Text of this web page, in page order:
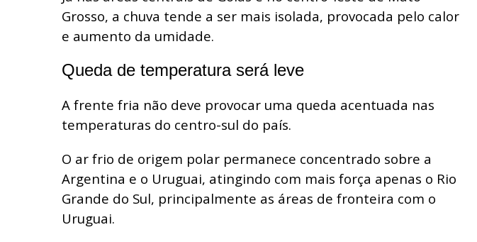
Grosso, a chuva tende a ser mais isolada, provocada pelo calor
e aumento da umidade.
Queda de temperatura será leve
A frente fria não deve provocar uma queda acentuada nas
temperaturas do centro-sul do país.
O ar frio de origem polar permanece concentrado sobre a
Argentina e o Uruguai, atingindo com mais força apenas o Rio
Grande do Sul, principalmente as áreas de fronteira com o
Uruguai.